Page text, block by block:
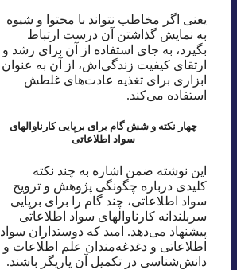
یعنی اگر مخاطب نتواند با محتوا و شیوه
به نمایش گذاشتن آن درست ارتباط
بگیرد، به جای استفاده از آن برای رشد و
ارتقای کیفیت زندگی‌اش، از آن به عنوان
ابزاری برای تغذیه عادت‌های غلطش
استفاده می‌کند.
چهار نکته و شش گام برای برپایی کارناوالهای
سواد اطلاعاتی
این نوشته ضمن اشاره به چند نکته
کلیدی درباره چگونگی پژوهش و ترویج
سواد اطلاعاتی، چند گام را برای برپایی
سربلندانه کارناوالهای سواد اطلاعاتی
پیشنهاد می‌دهد. امید که دوستداران سواد
اطلاعاتی و دغدغه‌مندان علم اطلاعات و
دانش‌شناسی در تکمیل آن یاریگر باشند.